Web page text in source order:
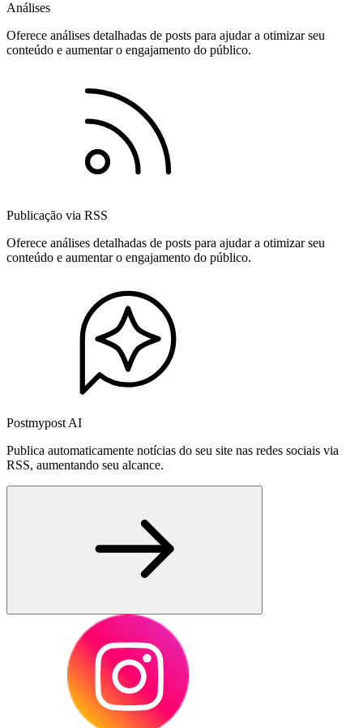
Análises
Oferece análises detalhadas de posts para ajudar a otimizar seu
conteúdo e aumentar o engajamento do público.
Publicação via RSS
Oferece análises detalhadas de posts para ajudar a otimizar seu
conteúdo e aumentar o engajamento do público.
Postmypost AI
Publica automaticamente notícias do seu site nas redes sociais via
RSS, aumentando seu alcance.